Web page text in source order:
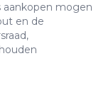
aankopen mogen
en de